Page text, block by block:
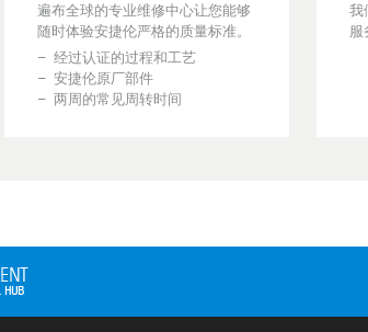
遍布全球的专业维修中心让您能够
随时体验安捷伦严格的质量标准。
经过认证的过程和工艺
安捷伦原厂部件
两周的常见周转时间
我
服